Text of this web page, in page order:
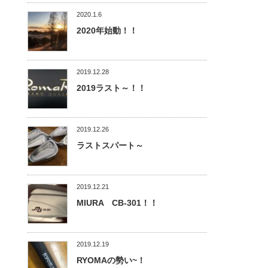
2020.1.6
2020年始動！！
2019.12.28
2019ラスト～！！
2019.12.26
ラストスパート～
2019.12.21
MIURA CB-301！！
2019.12.19
RYOMAの勢い~！